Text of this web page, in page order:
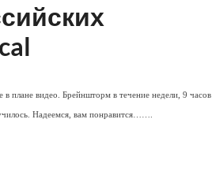
плане видео. Брейншторм в течение недели, 9 часов
Надеемся, вам понравится…….